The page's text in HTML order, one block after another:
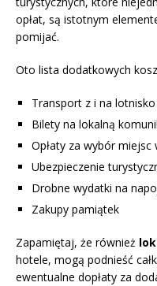
opłat, są istotnym
pomijać.
Oto lista dodatkowych
Transport z i na
Bilety na lokalną
Opłaty za wybór miejsc
Ubezpieczenie
Drobne wydatki na
Zakupy pamiątek
Zapamiętaj, że również
hotele, mogą podnieść
ewentualne dopłaty za